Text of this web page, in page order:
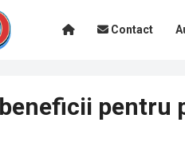
Contact
pentru